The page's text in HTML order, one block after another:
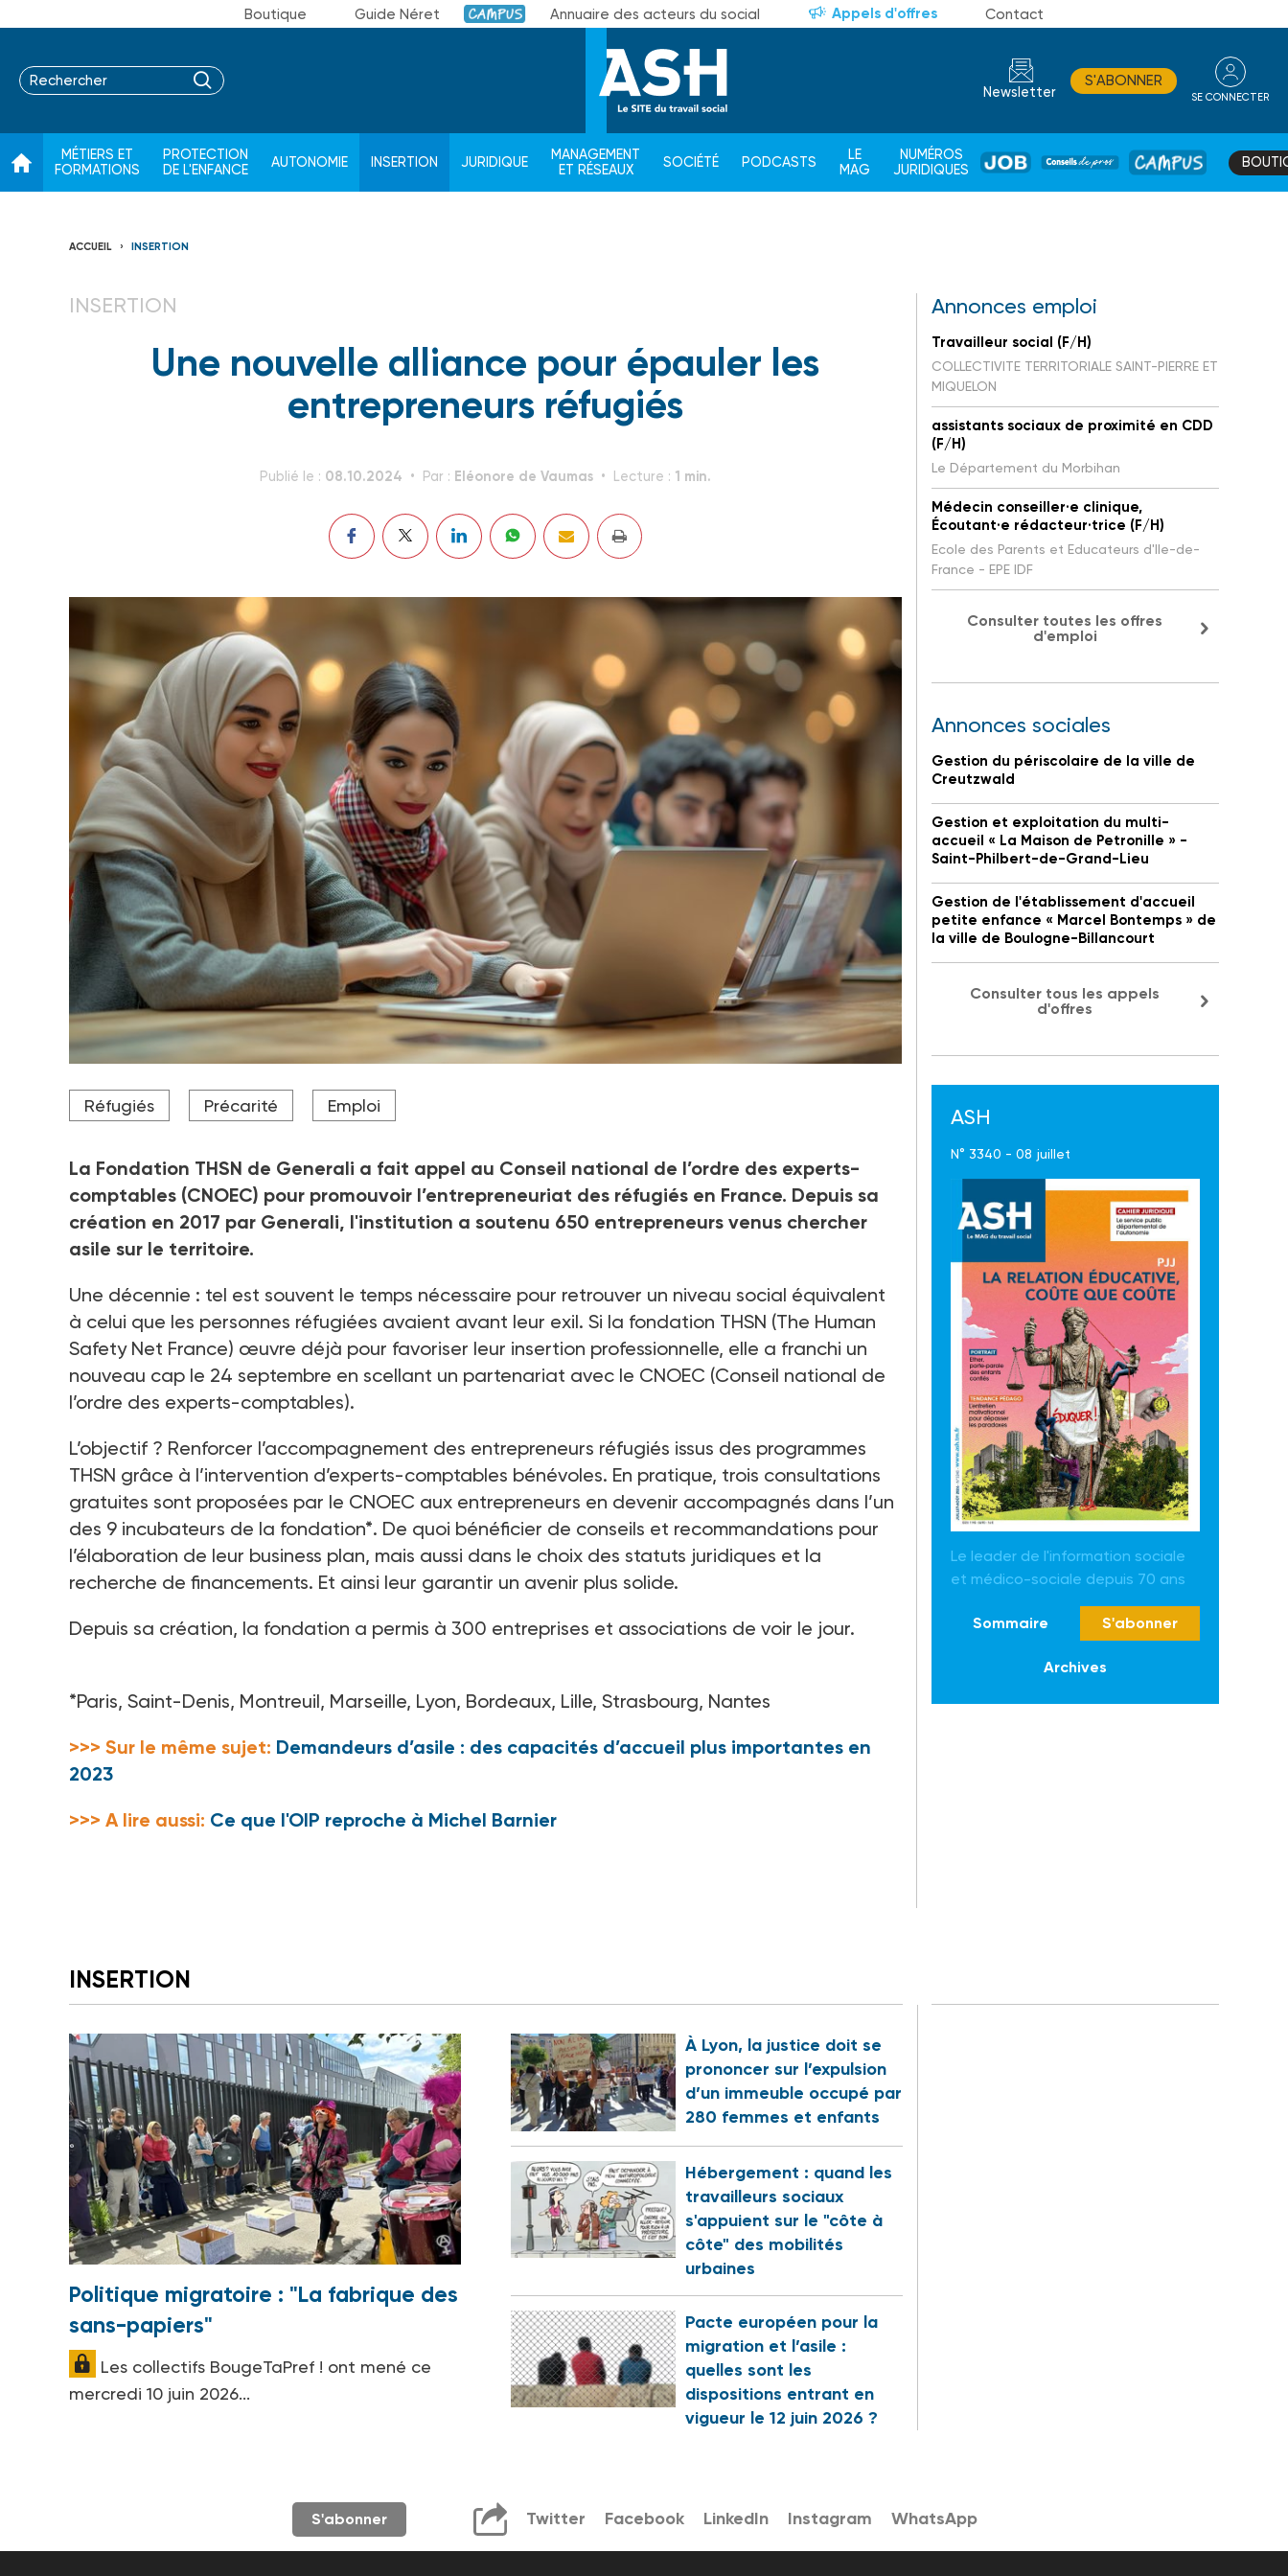
Boutique Guide Néret Campus Annuaire des acteurs du social Appels d'offres Contact
Newsletter
S'ABONNER
SE CONNECTER
MÉTIERS ET
FORMATIONS
PROTECTION
DE L'ENFANCE
AUTONOMIE INSERTION JURIDIQUE
MANAGEMENT
ET RÉSEAUX
SOCIÉTÉ PODCASTS
LE
MAG
NUMÉROS
JURIDIQUES
JOB
DE
CAMPUS
ACCUEIL INSERTION
INSERTION
Une nouvelle alliance pour épauler les
entrepreneurs réfugiés
Publié le : 08.10.2024 Par : Eléonore de Vaumas Lecture : 1 min.
En 7 ans, la fondation Generali a permis la création de 300 entreprises et associations.
Réfugiés Précarité Emploi
La Fondation THSN de Generali a fait appel au Conseil national de l’ordre des experts-
comptables (CNOEC) pour promouvoir l’entrepreneuriat des réfugiés en France. Depuis sa
création en 2017 par Generali, l'institution a soutenu 650 entrepreneurs venus chercher
asile sur le territoire.
Une décennie : tel est souvent le temps nécessaire pour retrouver un niveau social équivalent
à celui que les personnes réfugiées avaient avant leur exil. Si la fondation THSN (The Human
Safety Net France) œuvre déjà pour favoriser leur insertion professionnelle, elle a franchi un
nouveau cap le 24 septembre en scellant un partenariat avec le CNOEC (Conseil national de
l’ordre des experts-comptables).
L’objectif ? Renforcer l’accompagnement des entrepreneurs réfugiés issus des programmes
THSN grâce à l’intervention d’experts-comptables bénévoles. En pratique, trois consultations
gratuites sont proposées par le CNOEC aux entrepreneurs en devenir accompagnés dans l’un
des 9 incubateurs de la fondation*. De quoi bénéficier de conseils et recommandations pour
l’élaboration de leur business plan, mais aussi dans le choix des statuts juridiques et la
recherche de financements. Et ainsi leur garantir un avenir plus solide.
Depuis sa création, la fondation a permis à 300 entreprises et associations de voir le jour.
*Paris, Saint-Denis, Montreuil, Marseille, Lyon, Bordeaux, Lille, Strasbourg, Nantes
>>> Sur le même sujet: Demandeurs d’asile : des capacités d’accueil plus importantes en
2023
>>> A lire aussi: Ce que l'OIP reproche à Michel Barnier
Annonces emploi
Travailleur social (F/H)
COLLECTIVITE TERRITORIALE SAINT-PIERRE ET
MIQUELON
assistants sociaux de proximité en CDD
(F/H)
Le Département du Morbihan
Médecin conseiller·e clinique,
Écoutant·e rédacteur·trice (F/H)
Ecole des Parents et Educateurs d'Ile-de-
France - EPE IDF
Consulter toutes les offres
d'emploi
Annonces sociales
Gestion du périscolaire de la ville de
Creutzwald
Gestion et exploitation du multi-
accueil « La Maison de Petronille » -
Saint-Philbert-de-Grand-Lieu
Gestion de l'établissement d'accueil
petite enfance « Marcel Bontemps » de
la ville de Boulogne-Billancourt
Consulter tous les appels
d'offres
ASH
N° 3340 - 08 juillet
Le leader de l'information sociale
et médico-sociale depuis 70 ans
Sommaire S'abonner
Archives
INSERTION
Politique migratoire : "La fabrique des
sans-papiers"
Les collectifs BougeTaPref ! ont mené ce
mercredi 10 juin 2026...
À Lyon, la justice doit se
prononcer sur l’expulsion
d’un immeuble occupé par
280 femmes et enfants
Hébergement : quand les
travailleurs sociaux
s'appuient sur le "côte à
côte" des mobilités
urbaines
Pacte européen pour la
migration et l’asile :
quelles sont les
dispositions entrant en
vigueur le 12 juin 2026 ?
S'abonner Twitter Facebook LinkedIn Instagram WhatsApp